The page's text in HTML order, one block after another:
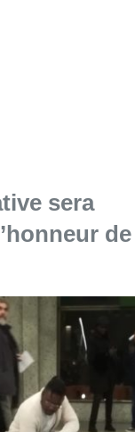
sera
de